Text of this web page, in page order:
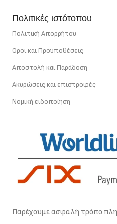
Πολιτικές ιστότοπου
Πολιτική Απορρήτου
Οροι και Προϋποθέσεις
Αποστολή και Παράδοση
Ακυρώσεις και επιστροφές
Νομική ειδοποίηση
Παρέχουμε ασφαλή τρόπο